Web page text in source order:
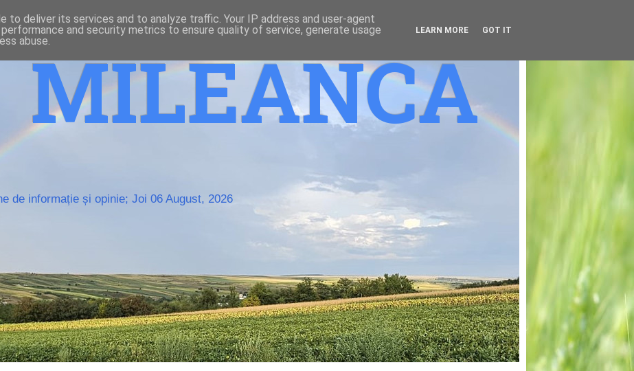
de informație și opinie; Joi 06 August, 2026
to deliver its services and to analyze traffic. Your IP address and user-agent
and security metrics to ensure quality of service, generate usage
abuse.
LEARN MORE GOT IT